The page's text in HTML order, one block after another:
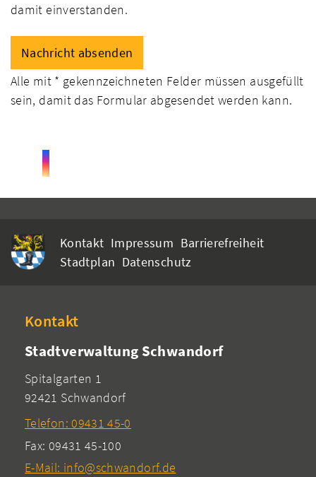
damit einverstanden.
Alle mit * gekennzeichneten Felder müssen ausgefüllt
sein, damit das Formular abgesendet werden kann.
Kontakt Impressum Barrierefreiheit
Stadtplan Datenschutz
Kontakt
Stadtverwaltung Schwandorf
Spitalgarten 1
92421 Schwandorf
Telefon: 09431 45-0
Fax: 09431 45-100
E-Mail: info@schwandorf.de